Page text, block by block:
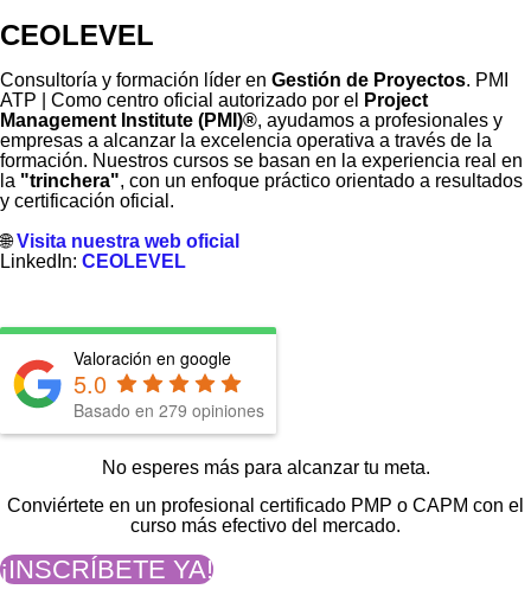
CEOLEVEL
Consultoría y formación líder en Gestión de Proyectos. PMI
ATP | Como centro oficial autorizado por el
Project
Management Institute (PMI)®, ayudamos a profesionales y
empresas a alcanzar la excelencia operativa a través de la
formación. Nuestros cursos se basan en la experiencia real en
la "trinchera", con un enfoque práctico orientado a resultados
y certificación oficial.
🌐Visita nuestra web oficial
LinkedIn: CEOLEVEL
Valoración en google
5.0
Basado en 279 opiniones
No esperes más para alcanzar tu meta.
Conviértete en un profesional certificado PMP o CAPM con el
curso más efectivo del mercado.
¡INSCRÍBETE YA!